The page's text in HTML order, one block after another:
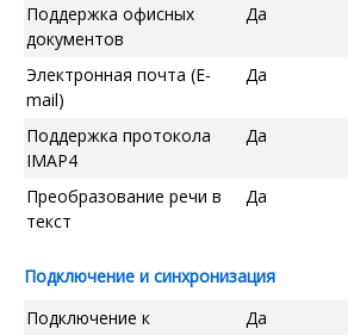
Поддержка офисных
документов
Да
Электронная почта (E-
mail)
Да
Поддержка протокола
IMAP4
Да
Преобразование речи в
текст
Да
Подключение и синхронизация
Подключение к
Да